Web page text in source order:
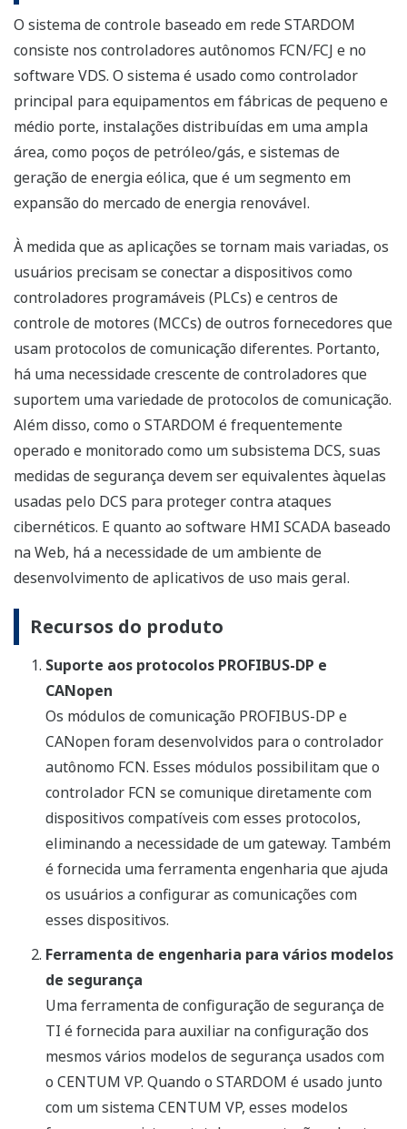
O sistema de controle baseado em rede STARDOM
consiste nos controladores autônomos FCN/FCJ e no
software VDS. O sistema é usado como controlador
principal para equipamentos em fábricas de pequeno e
médio porte, instalações distribuídas em uma ampla
área, como poços de petróleo/gás, e sistemas de
geração de energia eólica, que é um segmento em
expansão do mercado de energia renovável.
À medida que as aplicações se tornam mais variadas, os
usuários precisam se conectar a dispositivos como
controladores programáveis (PLCs) e centros de
controle de motores (MCCs) de outros fornecedores que
usam protocolos de comunicação diferentes. Portanto,
há uma necessidade crescente de controladores que
suportem uma variedade de protocolos de comunicação.
Além disso, como o STARDOM é frequentemente
operado e monitorado como um subsistema DCS, suas
medidas de segurança devem ser equivalentes àquelas
usadas pelo DCS para proteger contra ataques
cibernéticos. E quanto ao software HMI SCADA baseado
na Web, há a necessidade de um ambiente de
desenvolvimento de aplicativos de uso mais geral.
Recursos do produto
Suporte aos protocolos PROFIBUS-DP e
CANopen
Os módulos de comunicação PROFIBUS-DP e
CANopen foram desenvolvidos para o controlador
autônomo FCN. Esses módulos possibilitam que o
controlador FCN se comunique diretamente com
dispositivos compatíveis com esses protocolos,
eliminando a necessidade de um gateway. Também
é fornecida uma ferramenta engenharia que ajuda
os usuários a configurar as comunicações com
esses dispositivos.
Ferramenta de engenharia para vários modelos
de segurança
Uma ferramenta de configuração de segurança de
TI é fornecida para auxiliar na configuração dos
mesmos vários modelos de segurança usados com
o CENTUM VP. Quando o STARDOM é usado junto
com um sistema CENTUM VP, esses modelos